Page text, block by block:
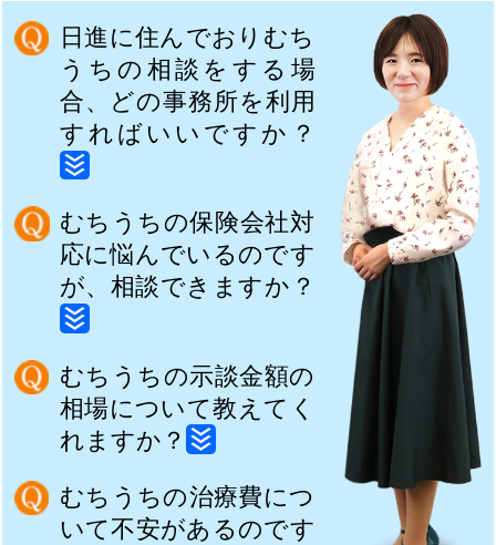
日進に住んでおりむち
うちの相談をする場
合、どの事務所を利用
すればいいですか？
むちうちの保険会社対
応に悩んでいるのです
が、相談できますか？
むちうちの示談金額の
相場について教えてく
れますか？
むちうちの治療費につ
いて不安があるのです